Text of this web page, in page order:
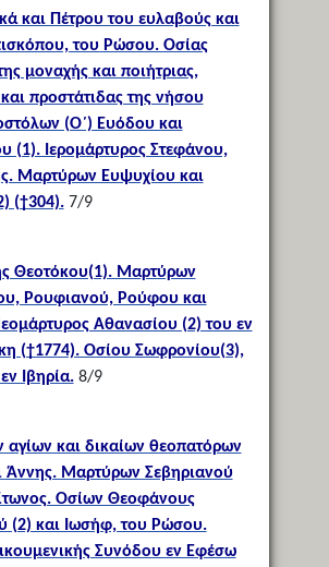
και Πέτρου του ευλαβούς και
του Ρώσου. Οσίας
μοναχής και ποιήτριας,
προστάτιδας της νήσου
(Ο΄) Ευόδου και
(1). Ιερομάρτυρος Στεφάνου,
Μαρτύρων Ευψυχίου και
(†304).7/9
Θεοτόκου(1). Μαρτύρων
Ρουφιανού, Ρούφου και
Αθανασίου (2) του εν
(†1774). Οσίου Σωφρονίου(3),
Ιβηρία.8/9
αγίων και δικαίων θεοπατόρων
Άννης. Μαρτύρων Σεβηριανού
Οσίων Θεοφάνους
(2) και Ιωσήφ, του Ρώσου.
Συνόδου εν Εφέσω